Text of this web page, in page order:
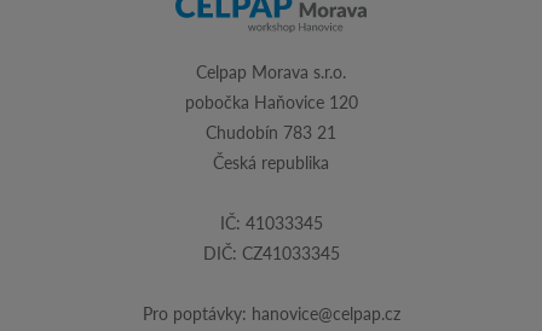
Celpap Morava s.r.o.
pobočka Haňovice 120
Chudobín 783 21
Česká republika
IČ: 41033345
DIČ: CZ41033345
Pro poptávky: hanovice@celpap.cz